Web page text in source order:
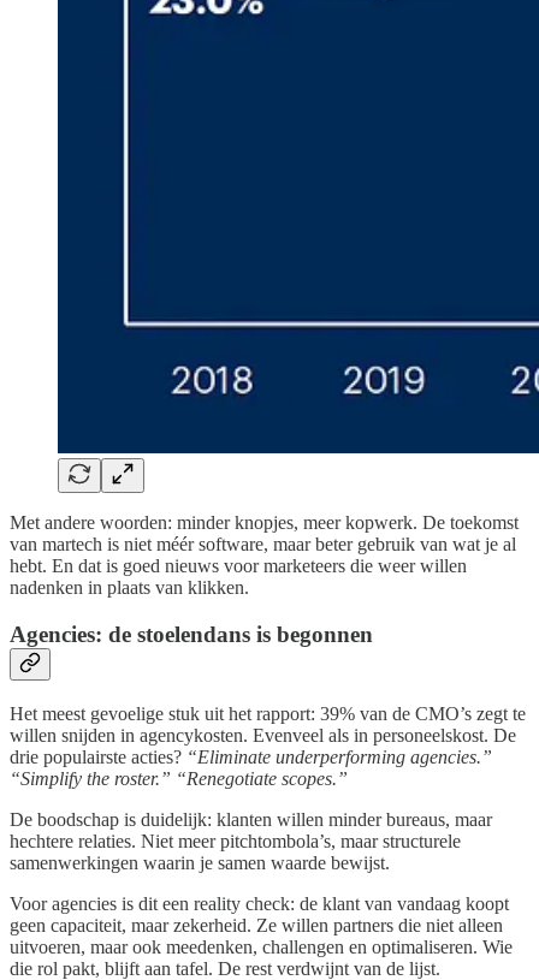
Met andere woorden: minder knopjes, meer kopwerk. De toekomst
van martech is niet méér software, maar beter gebruik van wat je al
hebt. En dat is goed nieuws voor marketeers die weer willen
nadenken in plaats van klikken.
Agencies: de stoelendans is begonnen
Het meest gevoelige stuk uit het rapport: 39% van de CMO’s zegt te
willen snijden in agencykosten. Evenveel als in personeelskost. De
drie populairste acties? “Eliminate underperforming agencies.”
“Simplify the roster.” “Renegotiate scopes.”
De boodschap is duidelijk: klanten willen minder bureaus, maar
hechtere relaties. Niet meer pitchtombola’s, maar structurele
samenwerkingen waarin je samen waarde bewijst.
Voor agencies is dit een reality check: de klant van vandaag koopt
geen capaciteit, maar zekerheid. Ze willen partners die niet alleen
uitvoeren, maar ook meedenken, challengen en optimaliseren. Wie
die rol pakt, blijft aan tafel. De rest verdwijnt van de lijst.